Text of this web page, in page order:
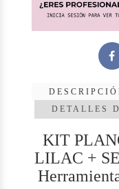
DETALLES
KIT
LILAC +